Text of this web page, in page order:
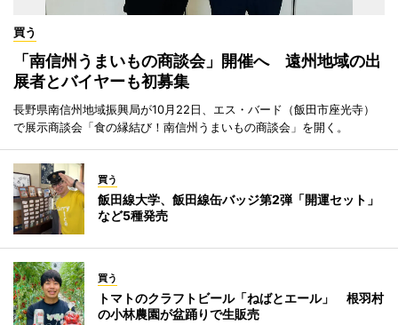
買う
「南信州うまいもの商談会」開催へ 遠州地域の出
展者とバイヤーも初募集
長野県南信州地域振興局が10月22日、エス・バード（飯田市座光寺）
で展示商談会「食の縁結び！南信州うまいもの商談会」を開く。
買う
飯田線大学、飯田線缶バッジ第2弾「開運セット」
など5種発売
買う
トマトのクラフトビール「ねばとエール」 根羽村
の小林農園が盆踊りで生販売